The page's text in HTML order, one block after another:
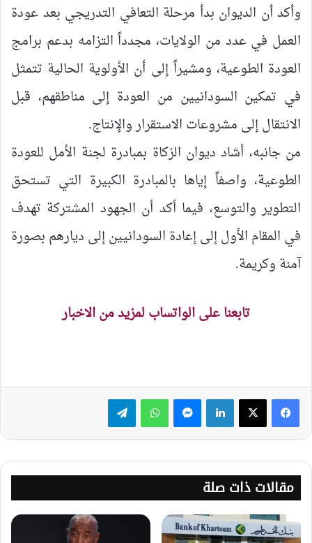
وأكد أن الديوان بدأ مرحلة التعافي التدريجي بعد عودة
العمل في عدد من الولايات، مجدداً التزامه بدعم برامج
العودة الطوعية، ومشيراً إلى أن الأولوية الحالية تتمثل
في تمكين السودانيين من العودة إلى مناطقهم، قبل
الانتقال إلى مشروعات الاستقرار والإنتاج.
من جانبه، أشاد ديوان الزكاة بمبادرة لجنة الأمل للعودة
الطوعية، واصفاً إياها بالمبادرة الكبيرة التي تستحق
التطوير والتوسع، فيما أكد أن الجهود المشتركة تهدف
في المقام الأول إلى إعادة السودانيين إلى ديارهم بصورة
آمنة وكريمة.
تابعنا على الواتساب لمزيد من الاخبار
لينكدإن ماسنجر واتساب تيلقرام
مقالات ذات صلة